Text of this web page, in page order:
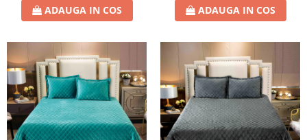
ADAUGA IN COS ADAUGA IN COS